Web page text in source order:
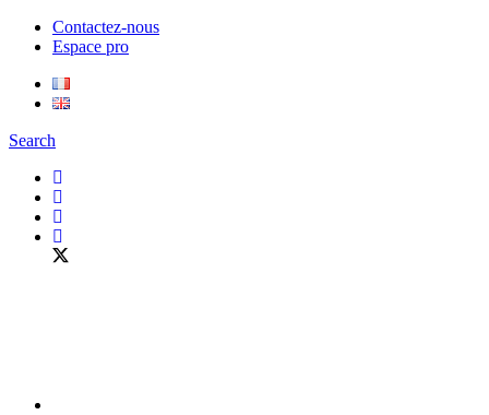
Contactez-nous
Espace pro
Search